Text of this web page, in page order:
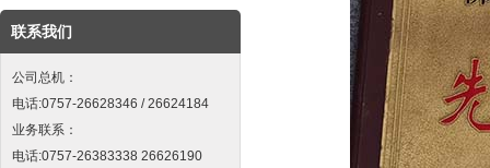
联系我们
公司总机：
电话:0757-26628346 / 26624184
业务联系：
电话:0757-26383338 26626190